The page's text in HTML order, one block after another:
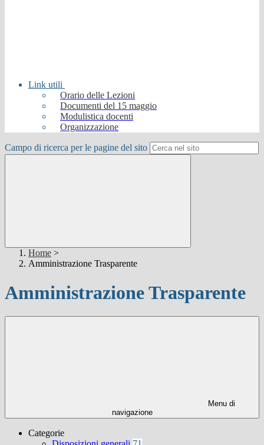
Link utili
Orario delle Lezioni
Documenti del 15 maggio
Modulistica docenti
Organizzazione
Campo di ricerca per le pagine del sito
Home >
Amministrazione Trasparente
Amministrazione Trasparente
Menu di
navigazione
Categorie